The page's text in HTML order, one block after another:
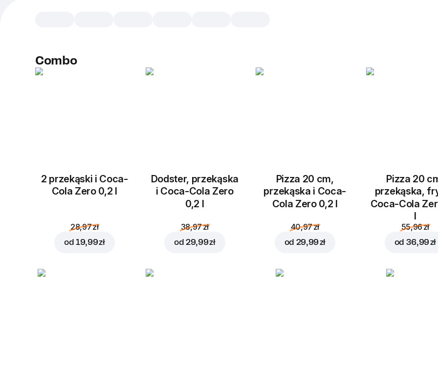
Сombo
2 przekąski i Coca-
Cola Zero 0,2 l
28,97 zł
od19,99 zł
Dodster, przekąska
i Coca-Cola Zero
0,2 l
38,97 zł
od29,99 zł
Pizza 20 cm,
przekąska i Coca-
Cola Zero 0,2 l
40,97 zł
od 29,99 zł
Pizza 20
przekąska,
Coca-Cola
l
55,96 zł
od 36,99 zł